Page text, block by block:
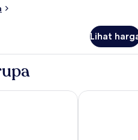
Lihat
Alster Mercure